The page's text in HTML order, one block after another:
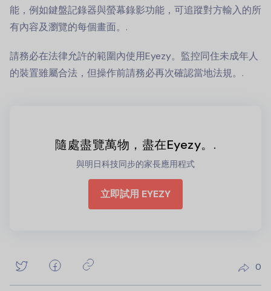
能，例如鍵盤記錄器與螢幕錄影功能，可追蹤對方輸入的所
有內容及瀏覽的每個畫面。.
請務必在法律允許的範圍內使用Eyezy。監控同住未成年人
的裝置雖屬合法，但操作前請務必再次確認當地法規。.
隨處盡覽萬物，盡在Eyezy。.
與明日科技同步的家長應用程式
立即試用 EYEZY
0